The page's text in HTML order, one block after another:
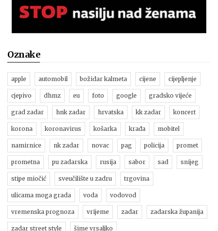
Oznake
apple automobil božidar kalmeta cijene cijepljenje
cjepivo dhmz eu foto google gradsko vijeće
grad zadar hnk zadar hrvatska kk zadar koncert
korona koronavirus košarka krađa mobitel
namirnice nk zadar novac pag policija promet
prometna pu zadarska rusija sabor sad snijeg
stipe miočić sveučilište u zadru trgovina
ulicama moga grada voda vodovod
vremenska prognoza vrijeme zadar zadarska županija
zadar street style šime vrsaljko